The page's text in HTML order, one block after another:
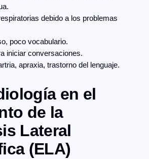
debido a los problemas
poco vocabulario.
iniciar conversaciones.
apraxia, trastorno del lenguaje.
en el
de la
Lateral
(ELA)